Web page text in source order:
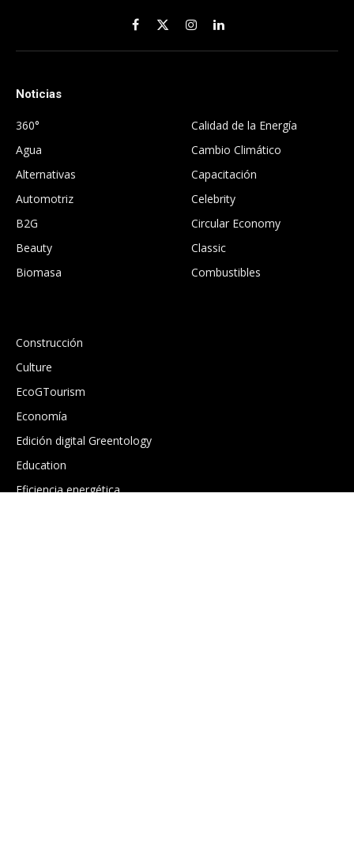
Facebook
X
(Twitter)
InstagramLinkedIn
Noticias
360°
Agua
Alternativas
Automotriz
B2G
Beauty
Biomasa
Calidad de la Energía
Cambio Climático
Capacitación
Celebrity
Circular Economy
Classic
Combustibles
Construcción
Culture
EcoGTourism
Economía
Edición digital Greentology
Education
Eficiencia energética